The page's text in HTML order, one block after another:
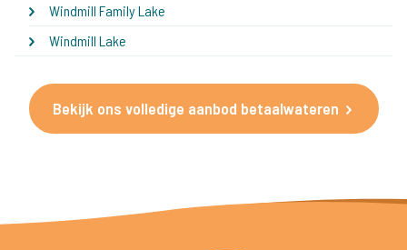
Windmill Family Lake
Windmill Lake
Bekijk ons volledige aanbod betaalwateren